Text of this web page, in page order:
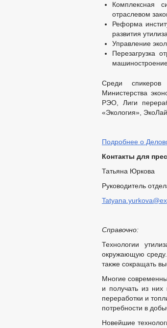
Комплексная
отраслевом
Реформа
развития
Управление
Перезагрузка
Среди спикеров
Министерства
РЭО, Лиги
«Экология»,
Подробнее о
Контакты для
Татьяна Юркова
Руководитель
Справочно:
Технологии
окружающую среду.
также сокращать
Многие
и получать из них
переработки и
потребности в
Новейшие